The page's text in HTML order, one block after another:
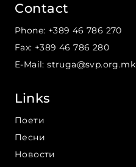
Contact
Phone: +389 46 786 270
Fax: +389 46 786 280
E-Mail: struga@svp.org.mk
Links
Поети
Песни
Новости